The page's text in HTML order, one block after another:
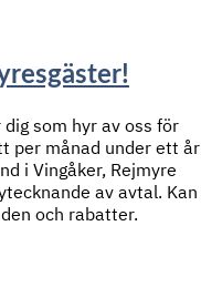
som hyr av oss för
per månad under ett år
i Vingåker, Rejmyre
av avtal. Kan
och rabatter.